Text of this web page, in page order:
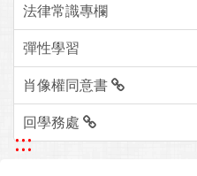
法律常識專欄
彈性學習
肖像權同意書
回學務處
:::